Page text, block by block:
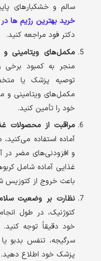
سالم و خشکبارهای
خرید بهترین رژیم ها
دکتر فود مراجعه کنید.
مکمل‌های ویتامینی
منجر به کمبود برخی
توصیه پزشک یا
مکمل‌های ویتامینی و
خود را تأمین کنید.
مراقبت از محصولات
آماده استفاده
و افزودنی‌های مضر در
غذایی آماده شامل
باعث خروج از کتوزیس
نظارت بر وضعیت
کتوژنیک، در طول
خود دقیقاً توجه کنید.
سرگیجه، تنفس بدبو
پزشک خود اطلاع دهید.